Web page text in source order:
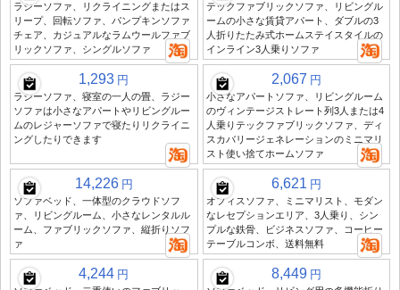
ラジーソファ、リクライニングまたはス
リープ、回転ソファ、パンプキンソファ
チェア、カジュアルなラムウールファブ
リックソファ、シングルソファ
テックファブリックソファ、リビングル
ームの小さな賃貸アパート、ダブルの3
人折りたたみ式ホームステイスタイルの
インライン3人乗りソファ
1,293 円
ラジーソファ、寝室の一人の畳、ラジー
ソファは小さなアパートやリビングルー
ムのレジャーソファで寝たりリクライニ
ングしたりできます
2,067 円
小さなアパートソファ、リビングルーム
のヴィンテージストレート列3人または4
人乗りテックファブリックソファ、ディ
スカバリージェネレーションのミニマリ
スト使い捨てホームソファ
14,226 円
ソファベッド、一体型のクラウドソフ
ァ、リビングルーム、小さなレンタルル
ーム、ファブリックソファ、縦折りソフ
ァ
6,621 円
オフィスソファ、ミニマリスト、モダン
なレセプションエリア、3人乗り、シン
プルな鉄骨、ビジネスソファ、コーヒー
テーブルコンボ、送料無料
4,244 円 8,449 円